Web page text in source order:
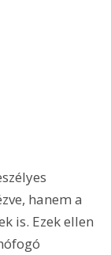
hanem a
is. Ezek ellen